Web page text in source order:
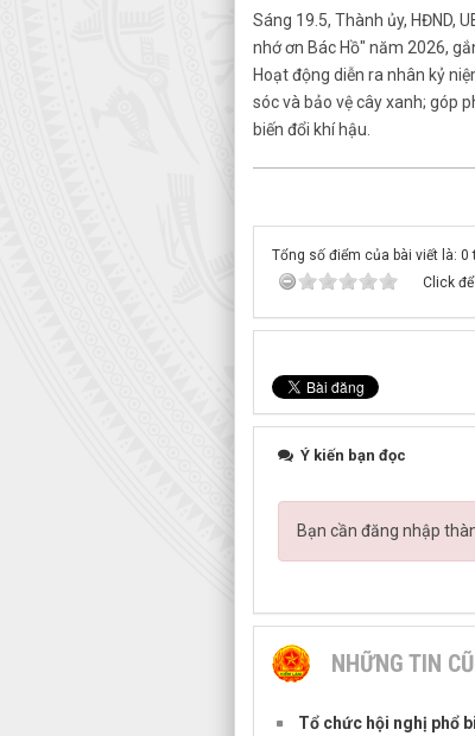
Sáng 19.5, Thành ủy, HĐND,
nhớ ơn Bác Hồ" năm 2026,
Hoạt động diễn ra nhân kỷ
sóc và bảo vệ cây xanh; góp
biến đổi khí hậu.
Tổng số điểm của bài viết là: 0
Click
Ý kiến bạn đọc
Bạn cần đăng nhập
NHỮNG TIN
Tổ chức hội nghị phổ